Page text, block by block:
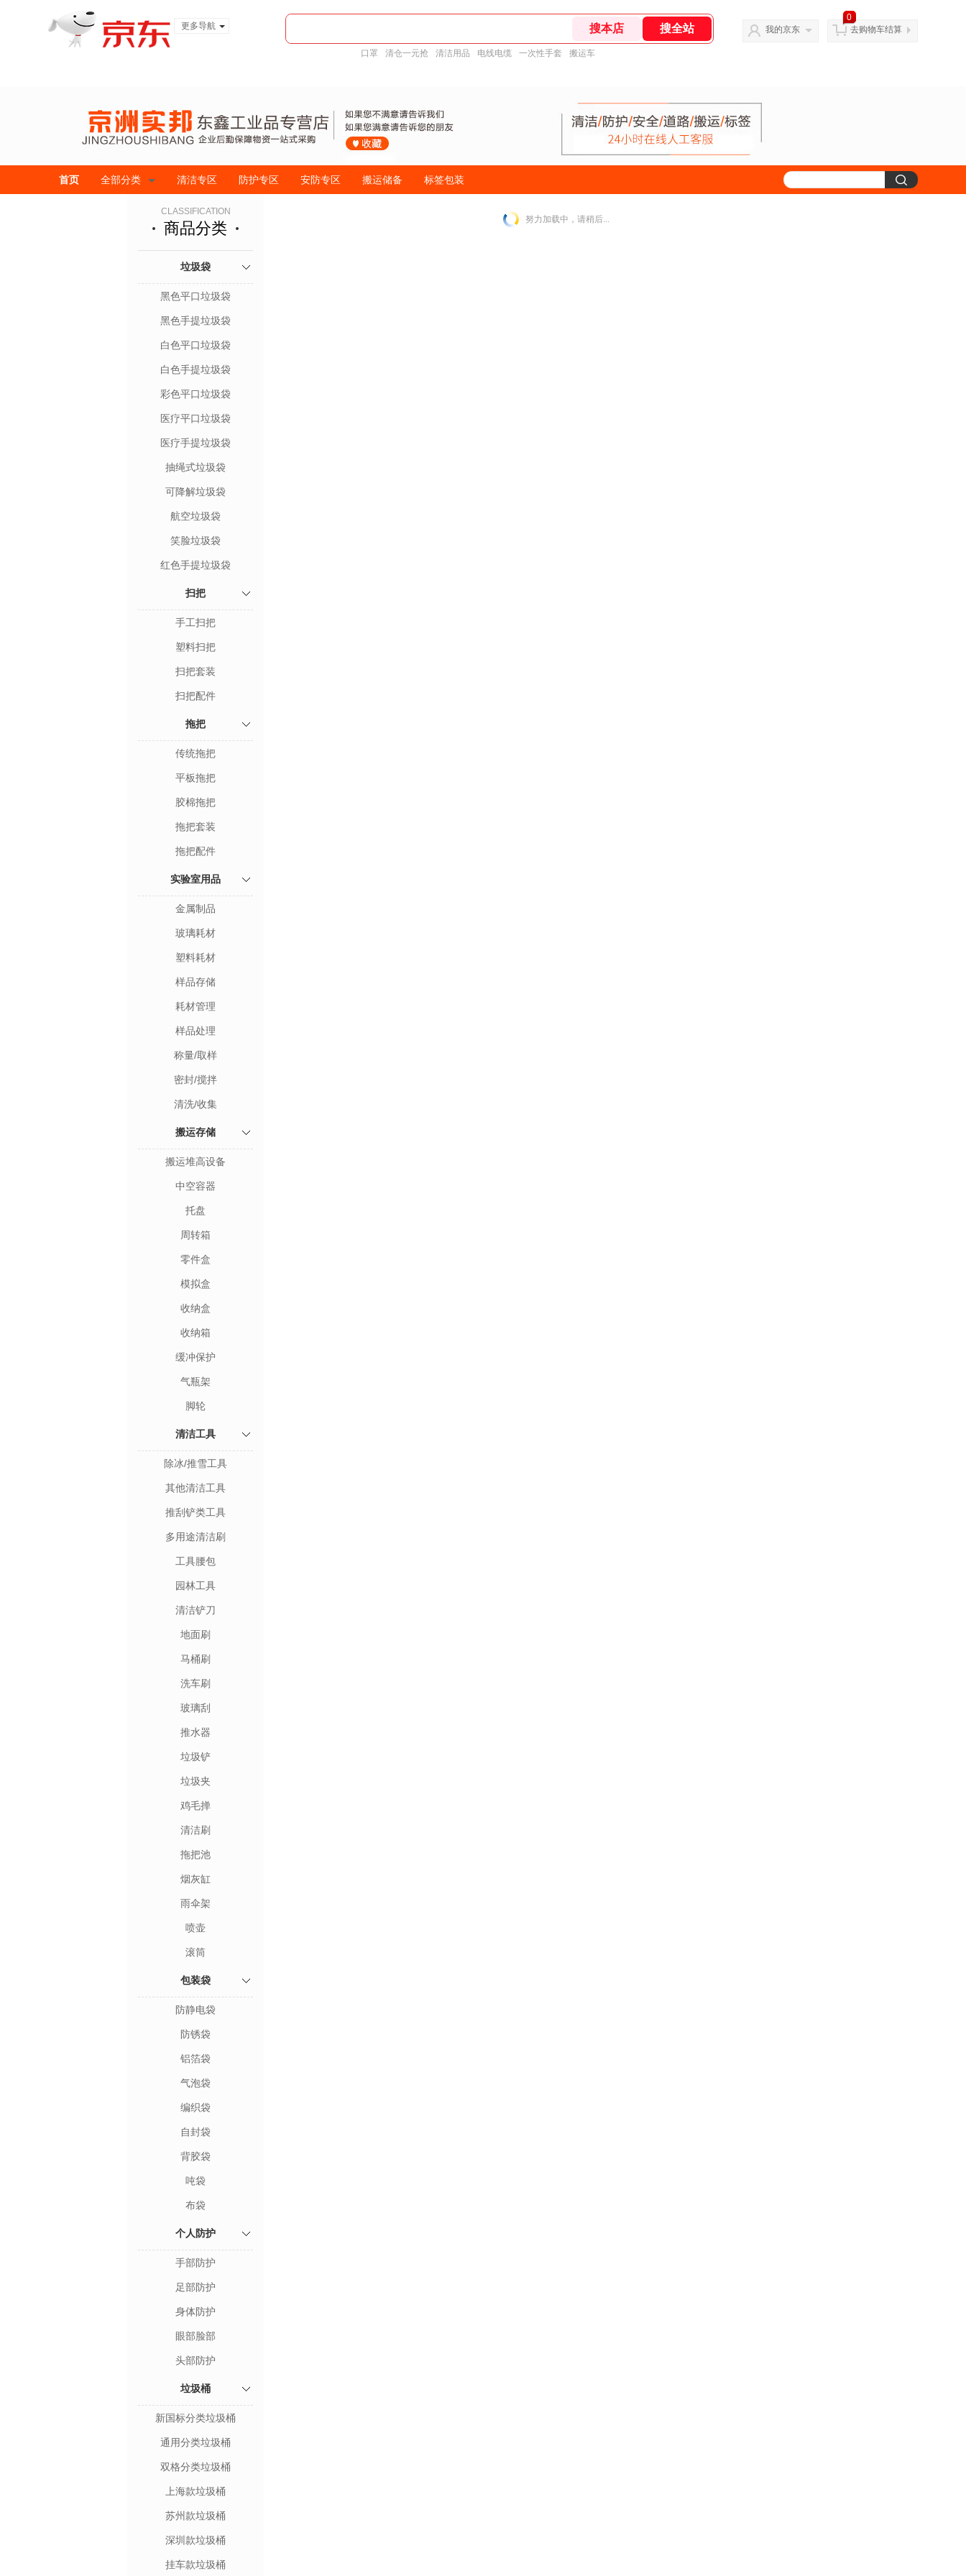
更多导航
口罩 清仓一元抢 清洁用品 电线电缆 一次性手套 搬运车
我的京东
0
去购物车结算
首页 全部分类 清洁专区 防护专区 安防专区 搬运储备 标签包装
CLASSIFICATION
商品分类
垃圾袋
黑色平口垃圾袋
黑色手提垃圾袋
白色平口垃圾袋
白色手提垃圾袋
彩色平口垃圾袋
医疗平口垃圾袋
医疗手提垃圾袋
抽绳式垃圾袋
可降解垃圾袋
航空垃圾袋
笑脸垃圾袋
红色手提垃圾袋
扫把
手工扫把
塑料扫把
扫把套装
扫把配件
拖把
传统拖把
平板拖把
胶棉拖把
拖把套装
拖把配件
实验室用品
金属制品
玻璃耗材
塑料耗材
样品存储
耗材管理
样品处理
称量/取样
密封/搅拌
清洗/收集
搬运存储
搬运堆高设备
中空容器
托盘
周转箱
零件盒
模拟盒
收纳盒
收纳箱
缓冲保护
气瓶架
脚轮
清洁工具
除冰/推雪工具
其他清洁工具
推刮铲类工具
多用途清洁刷
工具腰包
园林工具
清洁铲刀
地面刷
马桶刷
洗车刷
玻璃刮
推水器
垃圾铲
垃圾夹
鸡毛掸
清洁刷
拖把池
烟灰缸
雨伞架
喷壶
滚筒
包装袋
防静电袋
防锈袋
铝箔袋
气泡袋
编织袋
自封袋
背胶袋
吨袋
布袋
个人防护
手部防护
足部防护
身体防护
眼部脸部
头部防护
垃圾桶
新国标分类垃圾桶
通用分类垃圾桶
双格分类垃圾桶
上海款垃圾桶
苏州款垃圾桶
深圳款垃圾桶
挂车款垃圾桶
努力加载中，请稍后...